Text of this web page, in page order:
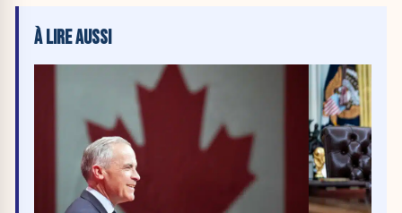
À LIRE AUSSI